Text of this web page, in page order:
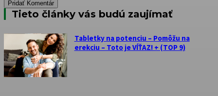
Tieto články vás budú zaujímať
Tabletky na potenciu – Pomôžu na
erekciu – Toto je VÍŤAZ! + (TOP 9)